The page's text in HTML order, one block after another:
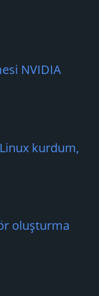
NVIDIA
kurdum,
oluşturma